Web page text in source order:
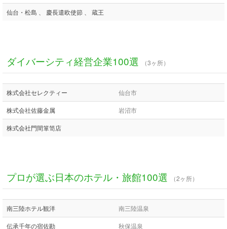
仙台・松島 、 慶長遣欧使節 、 蔵王
ダイバーシティ経営企業100選 （3ヶ所）
株式会社セレクティー 仙台市
株式会社佐藤金属 岩沼市
株式会社門間箪笥店
プロが選ぶ日本のホテル・旅館100選 （2ヶ所）
南三陸ホテル観洋 南三陸温泉
伝承千年の宿佐勘 秋保温泉